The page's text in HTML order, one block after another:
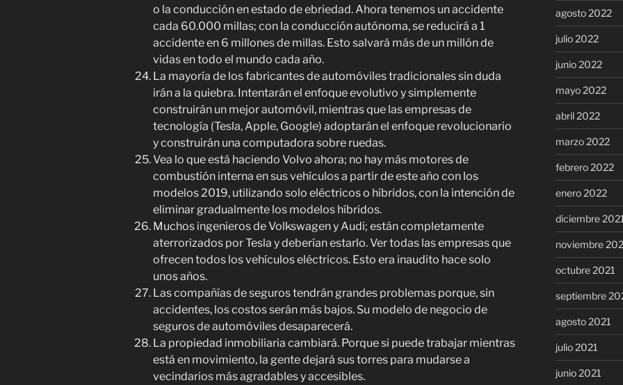
o la conducción en estado de ebriedad. Ahora tenemos un accidente
cada 60.000 millas; con la conducción autónoma, se reducirá a 1
accidente en 6 millones de millas. Esto salvará más de un millón de
vidas en todo el mundo cada año.
La mayoría de los fabricantes de automóviles tradicionales sin duda
irán a la quiebra. Intentarán el enfoque evolutivo y simplemente
construirán un mejor automóvil, mientras que las empresas de
tecnología (Tesla, Apple, Google) adoptarán el enfoque revolucionario
y construirán una computadora sobre ruedas.
Vea lo que está haciendo Volvo ahora; no hay más motores de
combustión interna en sus vehículos a partir de este año con los
modelos 2019, utilizando solo eléctricos o híbridos, con la intención de
eliminar gradualmente los modelos híbridos.
Muchos ingenieros de Volkswagen y Audi; están completamente
aterrorizados por Tesla y deberían estarlo. Ver todas las empresas que
ofrecen todos los vehículos eléctricos. Esto era inaudito hace solo
unos años.
Las compañías de seguros tendrán grandes problemas porque, sin
accidentes, los costos serán más bajos. Su modelo de negocio de
seguros de automóviles desaparecerá.
La propiedad inmobiliaria cambiará. Porque si puede trabajar mientras
está en movimiento, la gente dejará sus torres para mudarse a
vecindarios más agradables y accesibles.
agosto 2022
julio 2022
junio 2022
mayo 2022
abril 2022
marzo 2022
febrero 2022
enero 2022
diciembre
noviembre
octubre 2021
septiembre
agosto 2021
julio 2021
junio 2021